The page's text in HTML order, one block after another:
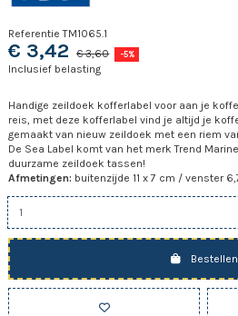
Referentie TM1065.1
€ 3,42 € 3,60 -5%
Inclusief belasting
Handige zeildoek kofferlabel voor aan je
reis, met deze kofferlabel vind je altijd je
gemaakt van nieuw zeildoek met een riem
De Sea Label komt van het merk Trend
duurzame zeildoek tassen!
Afmetingen: buitenzijde 11 x 7 cm / venster
Bestellen